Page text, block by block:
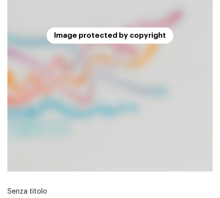
Image protected by copyright
Senza titolo